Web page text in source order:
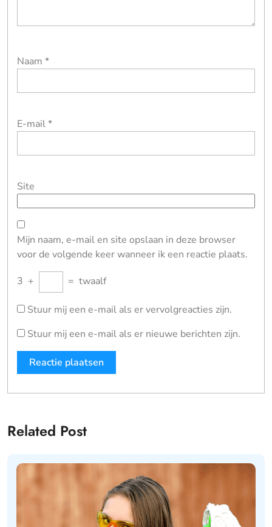
Naam *
E-mail*
Site
Mijn naam, e-mail en site opslaan in deze browser
voor de volgende keer wanneer ik een reactie plaats.
3 + = twaalf
Stuur mij een e-mail als er vervolgreacties zijn.
Stuur mij een e-mail als er nieuwe berichten zijn.
Related Post